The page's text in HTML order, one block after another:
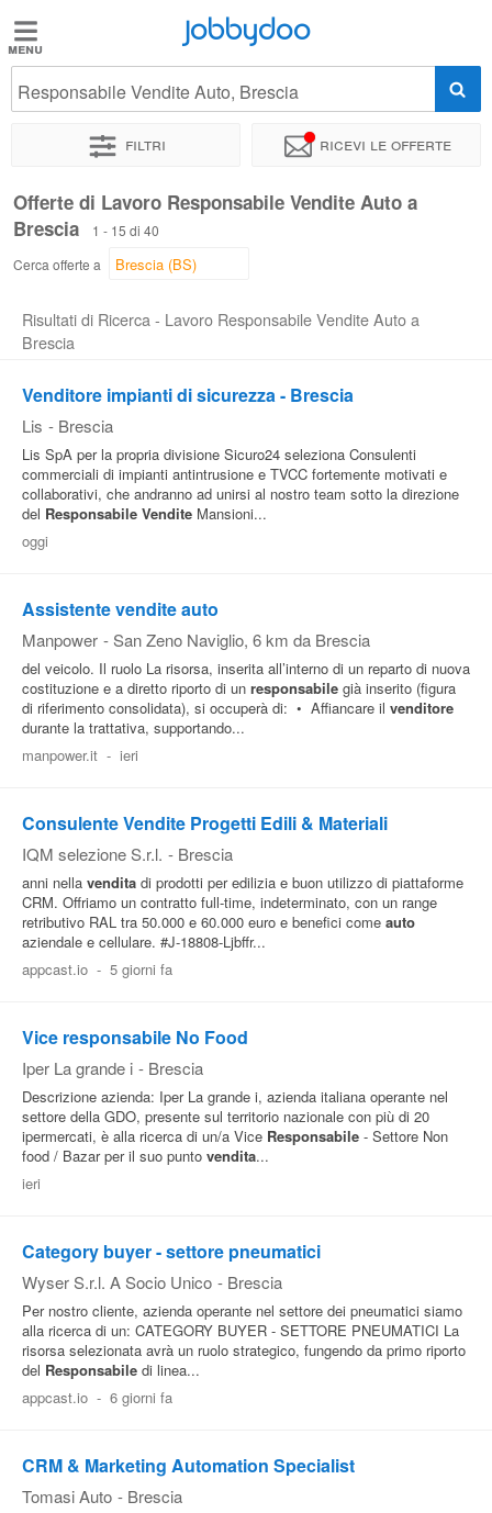
Jobbydoo
Offerte
Stipendi
professioni
Blog
Pubblica
Offerte
Area
Aziende
Jobbydoo
Responsabile Vendite Auto, Brescia
Filtri Ricevi le offerte
Offerte di Lavoro Responsabile Vendite Auto a
Brescia
1 - 15 di 40
Cerca offerte a
Risultati di Ricerca - Lavoro Responsabile Vendite Auto a
Brescia
Venditore impianti di sicurezza - Brescia
Lis - Brescia
Lis SpA per la propria divisione Sicuro24 seleziona Consulenti
commerciali di impianti antintrusione e TVCC fortemente motivati e
collaborativi, che andranno ad unirsi al nostro team sotto la direzione
del Responsabile Vendite Mansioni...
oggi
Assistente vendite auto
Manpower - San Zeno Naviglio, 6 km da Brescia
del veicolo. Il ruolo La risorsa, inserita all’interno di un reparto di nuova
costituzione e a diretto riporto di un responsabile già inserito (figura
di riferimento consolidata), si occuperà di: • Affiancare il venditore
durante la trattativa, supportando...
manpower.it - ieri
Consulente Vendite Progetti Edili & Materiali
IQM selezione S.r.l. - Brescia
anni nella vendita di prodotti per edilizia e buon utilizzo di piattaforme
CRM. Offriamo un contratto full-time, indeterminato, con un range
retributivo RAL tra 50.000 e 60.000 euro e benefici come auto
aziendale e cellulare. #J-18808-Ljbffr...
appcast.io - 5 giorni fa
Vice responsabile No Food
Iper La grande i - Brescia
Descrizione azienda: Iper La grande i, azienda italiana operante nel
settore della GDO, presente sul territorio nazionale con più di 20
ipermercati, è alla ricerca di un/a Vice Responsabile - Settore Non
food / Bazar per il suo punto vendita...
ieri
Category buyer - settore pneumatici
Wyser S.r.l. A Socio Unico - Brescia
Per nostro cliente, azienda operante nel settore dei pneumatici siamo
alla ricerca di un: CATEGORY BUYER - SETTORE PNEUMATICI La
risorsa selezionata avrà un ruolo strategico, fungendo da primo riporto
del Responsabile di linea...
appcast.io - 6 giorni fa
CRM & Marketing Automation Specialist
Tomasi Auto - Brescia